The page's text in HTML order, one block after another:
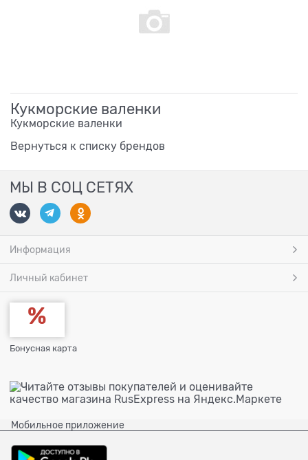
Кукморские валенки
Кукморские валенки
Вернуться к списку брендов
МЫ В СОЦ СЕТЯХ
Информация
Личный кабинет
Бонусная карта
Мобильное приложение